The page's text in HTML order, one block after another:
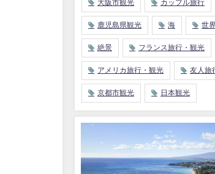
大阪市観光 カップル旅行
鹿児島県観光 海 世
絶景 フランス旅行・観光
アメリカ旅行・観光 友人旅
京都市観光 日本観光